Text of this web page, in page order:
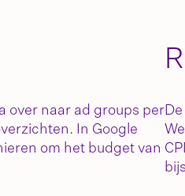
over naar ad groups per
In Google
om het budget van